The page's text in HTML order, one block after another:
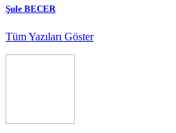
Şule BECER
Tüm Yazıları Göster